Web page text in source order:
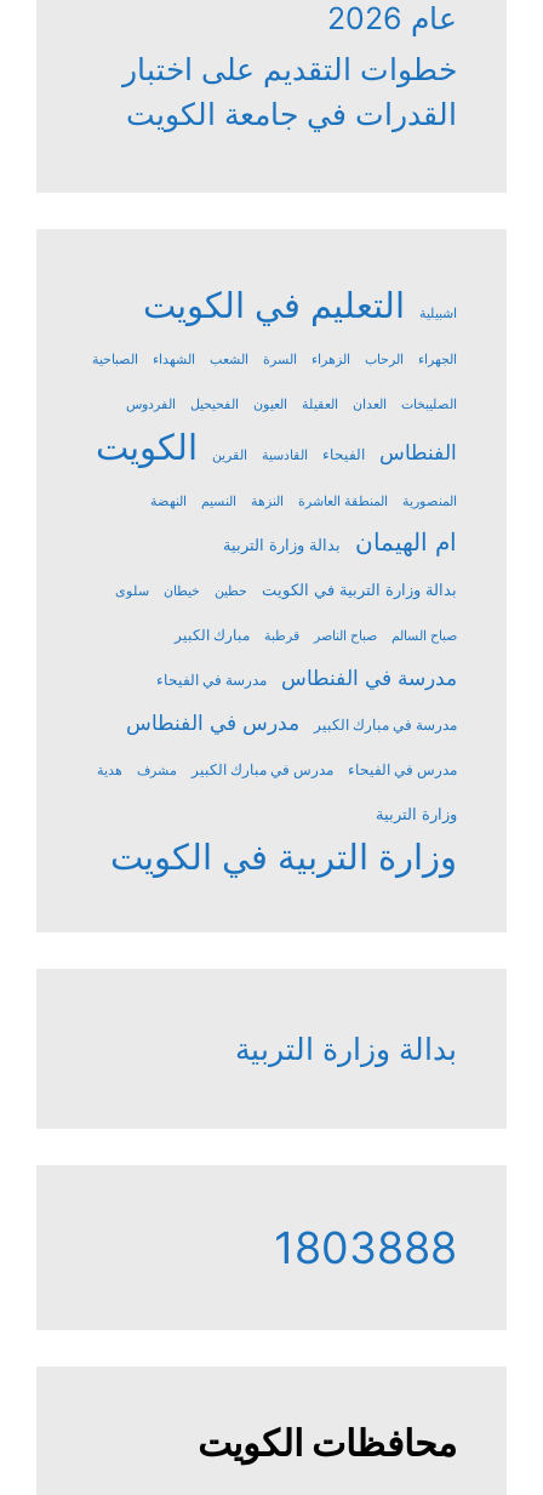
عام 2026
خطوات التقديم على اختبار
القدرات في جامعة الكويت
اشبيلية التعليم في الكويت
الجهراء الرحاب الزهراء السرة الشعب الشهداء الصباحية
الصليبخات العدان العقيلة العيون الفحيحيل الفردوس
الفنطاس الفيحاء القادسية القرين الكويت
المنصورية المنطقة العاشرة النزهة النسيم النهضة
ام الهيمان بدالة وزارة التربية
بدالة وزارة التربية في الكويت حطين خيطان سلوى
صباح السالم صباح الناصر قرطبة مبارك الكبير
مدرسة في الفنطاس مدرسة في الفيحاء
مدرسة في مبارك الكبير مدرس في الفنطاس
مدرس في الفيحاء مدرس في مبارك الكبير مشرف هدية
وزارة التربية
وزارة التربية في الكويت
بدالة وزارة التربية
1803888
محافظات الكويت